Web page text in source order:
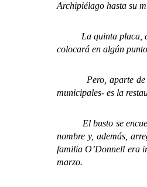
Archipiélago hasta su
La quinta placa,
colocará en algún
Pero, aparte de
municipales- es la
El busto se
nombre y, además,
familia O’Donnell era
marzo.